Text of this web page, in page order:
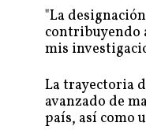
"La
contribuyendo
mis
La trayectoria
avanzado de
país, así como